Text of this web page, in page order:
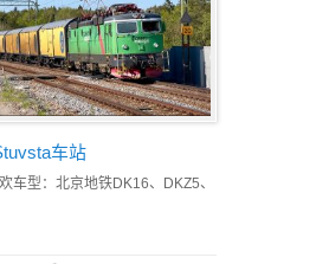
车站
车型：北京地铁DK16、DKZ5、